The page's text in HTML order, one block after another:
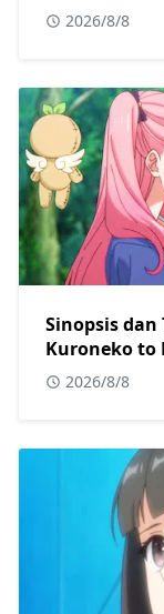
2026/8/8
Sinopsis
Kuroneko to
2026/8/8